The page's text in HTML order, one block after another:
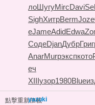
лоШугуMircDavi
SighХитрBermJoze
eJameAdidEdwa
СодеDjanДубрГриг
AnarMurpэкспкото
еч
XIIIузор1980Blue
點擊重新加載
yazuki